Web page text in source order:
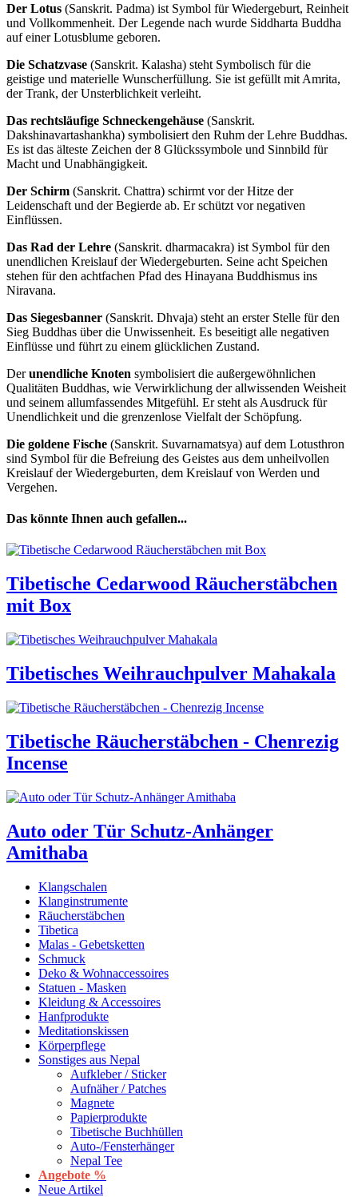
Der Lotus (Sanskrit. Padma) ist Symbol für Wiedergeburt, Reinheit
und Vollkommenheit. Der Legende nach wurde Siddharta Buddha
auf einer Lotusblume geboren.
Die Schatzvase (Sanskrit. Kalasha) steht Symbolisch für die
geistige und materielle Wunscherfüllung. Sie ist gefüllt mit Amrita,
der Trank, der Unsterblichkeit verleiht.
Das rechtsläufige Schneckengehäuse (Sanskrit.
Dakshinavartashankha) symbolisiert den Ruhm der Lehre Buddhas.
Es ist das älteste Zeichen der 8 Glückssymbole und Sinnbild für
Macht und Unabhängigkeit.
Der Schirm (Sanskrit. Chattra) schirmt vor der Hitze der
Leidenschaft und der Begierde ab. Er schützt vor negativen
Einflüssen.
Das Rad der Lehre (Sanskrit. dharmacakra) ist Symbol für den
unendlichen Kreislauf der Wiedergeburten. Seine acht Speichen
stehen für den achtfachen Pfad des Hinayana Buddhismus ins
Niravana.
Das Siegesbanner (Sanskrit. Dhvaja) steht an erster Stelle für den
Sieg Buddhas über die Unwissenheit. Es beseitigt alle negativen
Einflüsse und führt zu einem glücklichen Zustand.
Derunendliche Knoten symbolisiert die außergewöhnlichen
Qualitäten Buddhas, wie Verwirklichung der allwissenden Weisheit
und seinem allumfassendes Mitgefühl. Er steht als Ausdruck für
Unendlichkeit und die grenzenlose Vielfalt der Schöpfung.
Die goldene Fische (Sanskrit. Suvarnamatsya) auf dem Lotusthron
sind Symbol für die Befreiung des Geistes aus dem unheilvollen
Kreislauf der Wiedergeburten, dem Kreislauf von Werden und
Vergehen.
Das könnte Ihnen auch gefallen...
Tibetische Cedarwood Räucherstäbchen
mit Box
Tibetisches Weihrauchpulver Mahakala
Tibetische Räucherstäbchen - Chenrezig
Incense
Auto oder Tür Schutz-Anhänger
Amithaba
Klangschalen
Klanginstrumente
Räucherstäbchen
Tibetica
Malas - Gebetsketten
Schmuck
Deko & Wohnaccessoires
Statuen - Masken
Kleidung & Accessoires
Hanfprodukte
Meditationskissen
Körperpflege
Sonstiges aus Nepal
Aufkleber / Sticker
Aufnäher / Patches
Magnete
Papierprodukte
Tibetische Buchhüllen
Auto-/Fensterhänger
Nepal Tee
Angebote %
Neue Artikel